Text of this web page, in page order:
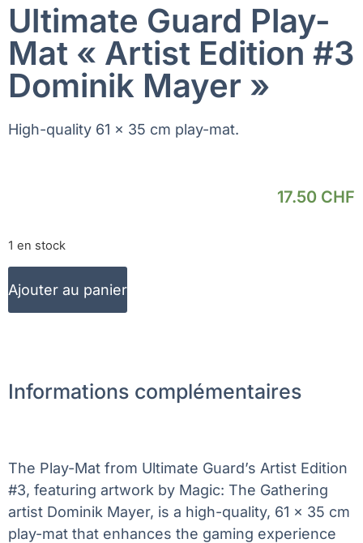
Ultimate Guard Play-
Mat « Artist Edition #3
Dominik Mayer »
High-quality 61 x 35 cm play-mat.
17.50 CHF
1 en stock
Ajouter au panier
Informations complémentaires
The Play-Mat from Ultimate Guard’s Artist Edition
#3, featuring artwork by Magic: The Gathering
artist Dominik Mayer, is a high-quality, 61 x 35 cm
play-mat that enhances the gaming experience